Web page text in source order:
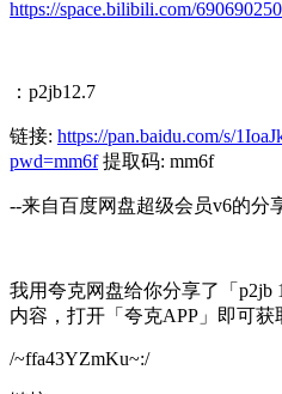
https://space.bilibili.com/690690250
：p2jb12.7
链接: https://pan.baidu.com/s/
pwd=mm6f提取码: mm6f
--来自百度网盘超级会员v6的分
我用夸克网盘给你分享了「p2jb
内容，打开「夸克APP」即可获
/~ffa43YZmKu~:/